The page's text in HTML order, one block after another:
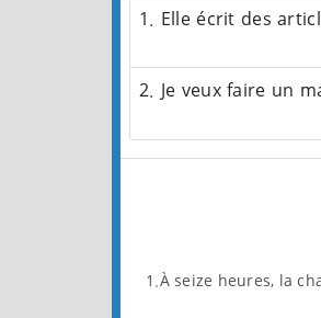
1. Elle écrit des
2. Je veux faire un
1.À seize heures, la